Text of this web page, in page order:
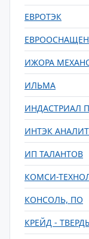
ЕВРОТЭК
ИЖОРА
ИЛЬМА
ИНДАСТРИАЛ
ИНТЭК
ИП ТАЛАНТОВ
КОМСИ-
КОНСОЛЬ, ПО
КРЕЙД -